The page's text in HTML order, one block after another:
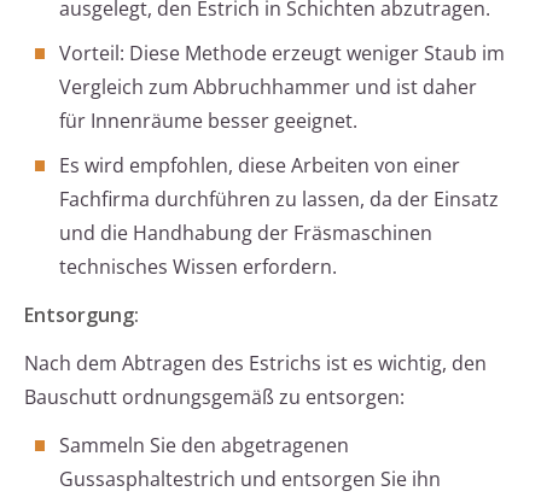
ausgelegt, den Estrich in Schichten abzutragen.
Vorteil: Diese Methode erzeugt weniger Staub im
Vergleich zum Abbruchhammer und ist daher
für Innenräume besser geeignet.
Es wird empfohlen, diese Arbeiten von einer
Fachfirma durchführen zu lassen, da der Einsatz
und die Handhabung der Fräsmaschinen
technisches Wissen erfordern.
Entsorgung:
Nach dem Abtragen des Estrichs ist es wichtig, den
Bauschutt ordnungsgemäß zu entsorgen:
Sammeln Sie den abgetragenen
Gussasphaltestrich und entsorgen Sie ihn